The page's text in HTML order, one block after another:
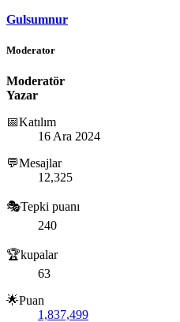
Gulsumnur
Moderator
Moderatör
Yazar
📅Katılım
16 Ara 2024
💬Mesajlar
12,325
🎭Tepki puanı
240
🏆kupalar
63
🌟Puan
1,837,499